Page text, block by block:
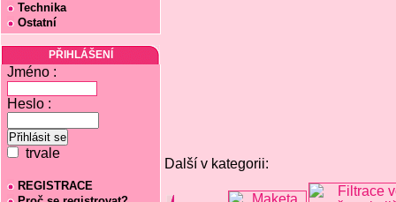
Technika
Ostatní
PŘIHLÁŠENÍ
Jméno :
Heslo :
trvale
REGISTRACE
Další v kategorii: